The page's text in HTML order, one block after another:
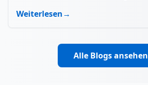
Weiterlesen→
Alle Blogs ansehen